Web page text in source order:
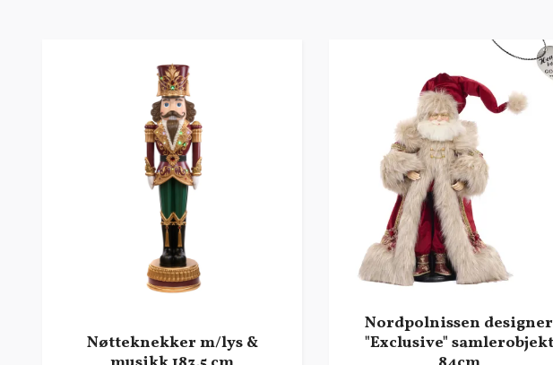
Nøtteknekker m/lys &
Nordpolnissen designer
"Exclusive" samlerobjekt